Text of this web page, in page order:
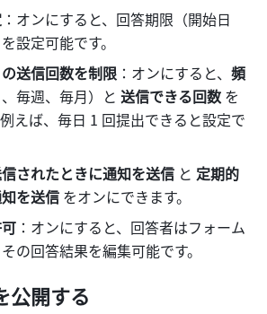
：オンにすると、回答期限（開始日
設定可能です。
送信回数を制限 ：オンにすると、頻
、毎週、毎月）と 送信できる回数 を
えば、毎日 1 回提出できると設定で
されたときに通知を送信 と 定期的
を送信 をオンにできます。
：オンにすると、回答者はフォーム
の回答結果を編集可能です。
公開する